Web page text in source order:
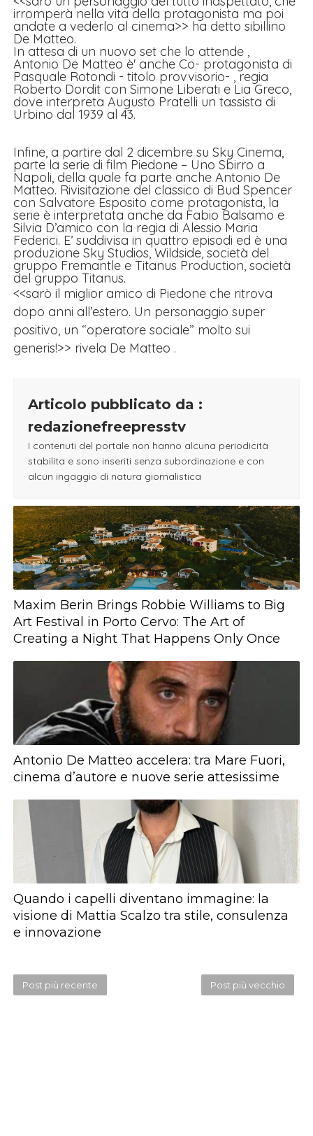
irromperà nella vita della protagonista ma poi
andate a vederlo al cinema>> ha detto sibillino
De Matteo.
In attesa di un nuovo set che lo attende ,
Antonio De Matteo è' anche Co- protagonista di
Pasquale Rotondi - titolo provvisorio- , regia
Roberto Dordit con Simone Liberati e Lia Greco,
dove interpreta Augusto Pratelli un tassista di
Urbino dal 1939 al 43.
Infine, a partire dal 2 dicembre su Sky Cinema,
parte la serie di film Piedone – Uno Sbirro a
Napoli, della quale fa parte anche Antonio De
Matteo. Rivisitazione del classico di Bud Spencer
con Salvatore Esposito come protagonista, la
serie è interpretata anche da Fabio Balsamo e
Silvia D’amico con la regia di Alessio Maria
Federici. E’ suddivisa in quattro episodi ed è una
produzione Sky Studios, Wildside, società del
gruppo Fremantle e Titanus Production, società
del gruppo Titanus.
<<sarò il miglior amico di Piedone che ritrova
dopo anni all’estero. Un personaggio super
positivo, un “operatore sociale” molto sui
generis!>> rivela De Matteo .
Articolo pubblicato da :
redazionefreepresstv
I contenuti del portale non hanno alcuna periodicità
stabilita e sono inseriti senza subordinazione e con
alcun ingaggio di natura giornalistica
Maxim Berin Brings Robbie Williams to Big
Art Festival in Porto Cervo: The Art of
Creating a Night That Happens Only Once
Antonio De Matteo accelera: tra Mare Fuori,
cinema d’autore e nuove serie attesissime
Quando i capelli diventano immagine: la
visione di Mattia Scalzo tra stile, consulenza
e innovazione
Post più recente Post più vecchio